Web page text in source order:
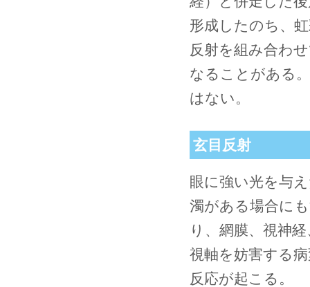
形成したのち、
反射を組み合わ
なることがある
はない。
玄目反射
眼に強い光を与
濁がある場合に
り、網膜、視神
視軸を妨害する
反応が起こる。